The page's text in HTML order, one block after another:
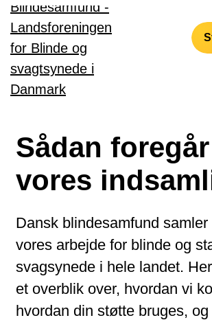
Gå til hovedindhold
Sådan foregår
vores
Dansk blindesamfund
vores arbejde for blinde og
svagsynede i hele landet.
et overblik over, hvordan vi
hvordan din støtte bruges,